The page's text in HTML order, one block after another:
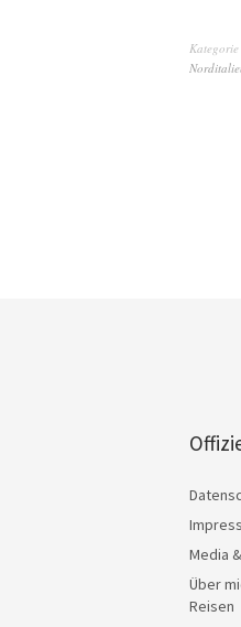
Kategorie
Media
Über
Reisen